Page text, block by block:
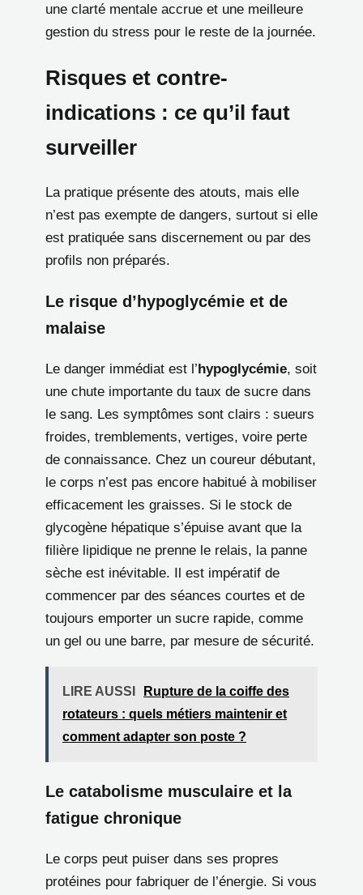
une clarté mentale accrue et une meilleure
gestion du stress pour le reste de la journée.
Risques et contre-
indications : ce qu’il faut
surveiller
La pratique présente des atouts, mais elle
n’est pas exempte de dangers, surtout si elle
est pratiquée sans discernement ou par des
profils non préparés.
Le risque d’hypoglycémie et de
malaise
Le danger immédiat est l’hypoglycémie, soit
une chute importante du taux de sucre dans
le sang. Les symptômes sont clairs : sueurs
froides, tremblements, vertiges, voire perte
de connaissance. Chez un coureur débutant,
le corps n’est pas encore habitué à mobiliser
efficacement les graisses. Si le stock de
glycogène hépatique s’épuise avant que la
filière lipidique ne prenne le relais, la panne
sèche est inévitable. Il est impératif de
commencer par des séances courtes et de
toujours emporter un sucre rapide, comme
un gel ou une barre, par mesure de sécurité.
LIRE AUSSI
Rupture de la coiffe des
rotateurs : quels métiers maintenir et
comment adapter son poste ?
Le catabolisme musculaire et la
fatigue chronique
Le corps peut puiser dans ses propres
protéines pour fabriquer de l’énergie. Si vous